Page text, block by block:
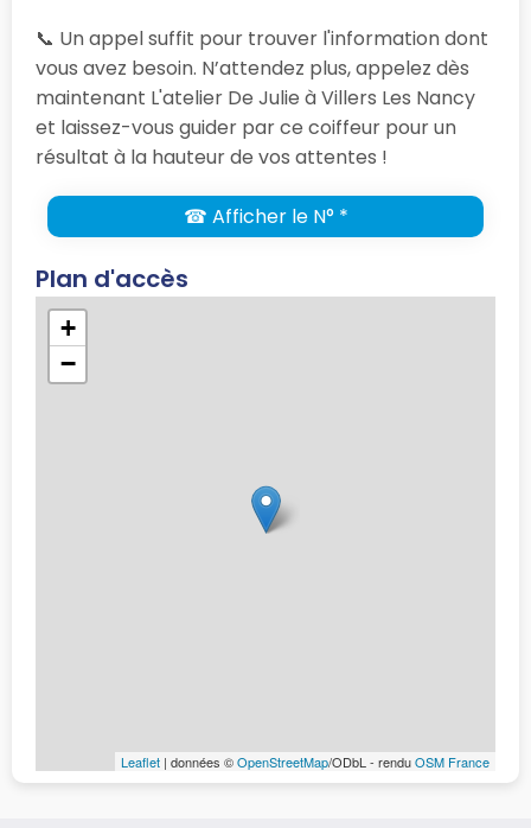
📞 Un appel suffit pour trouver l'information dont
vous avez besoin. N’attendez plus, appelez dès
maintenant L'atelier De Julie à Villers Les Nancy
et laissez-vous guider par ce coiffeur pour un
résultat à la hauteur de vos attentes !
☎ Afficher le N° *
Plan d'accès
+
−
Leaflet | données ©OpenStreetMap/ODbL - renduOSM France